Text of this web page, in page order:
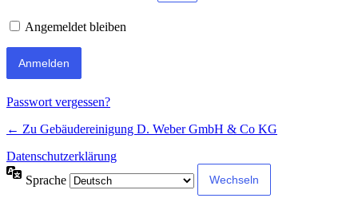
Angemeldet bleiben
Passwort vergessen?
← Zu Gebäudereinigung D. Weber GmbH & Co KG
Datenschutzerklärung
Sprache